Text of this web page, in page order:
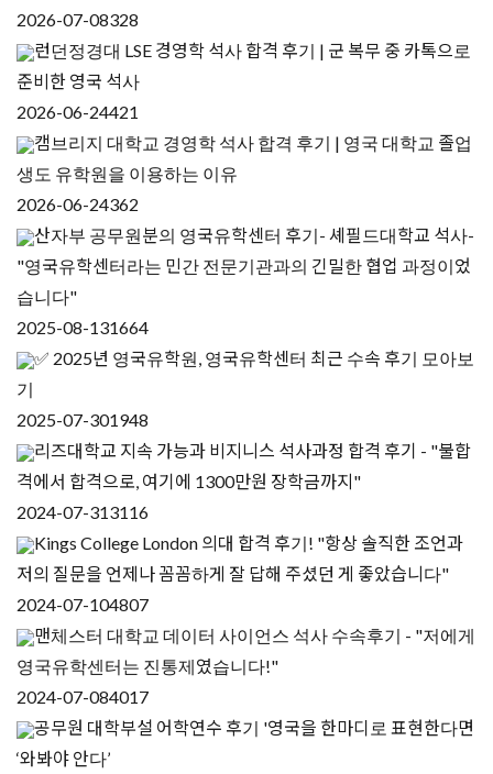
2026-07-08328
런던정경대 LSE 경영학 석사 합격 후기 | 군 복무 중 카톡으로
준비한 영국 석사
2026-06-24421
캠브리지 대학교 경영학 석사 합격 후기 | 영국 대학교 졸업
생도 유학원을 이용하는 이유
2026-06-24362
산자부 공무원분의 영국유학센터 후기- 셰필드대학교 석사-
"영국유학센터라는 민간 전문기관과의 긴밀한 협업 과정이었
습니다"
2025-08-131664
✅ 2025년 영국유학원, 영국유학센터 최근 수속 후기 모아보
기
2025-07-301948
리즈대학교 지속 가능과 비지니스 석사과정 합격 후기 - "불합
격에서 합격으로, 여기에 1300만원 장학금까지"
2024-07-313116
Kings College London 의대 합격 후기! "항상 솔직한 조언과
저의 질문을 언제나 꼼꼼하게 잘 답해 주셨던 게 좋았습니다"
2024-07-104807
맨체스터 대학교 데이터 사이언스 석사 수속후기 - "저에게
영국유학센터는 진통제였습니다!"
2024-07-084017
공무원 대학부설 어학연수 후기 '영국을 한마디로 표현한다면
‘와봐야 안다’